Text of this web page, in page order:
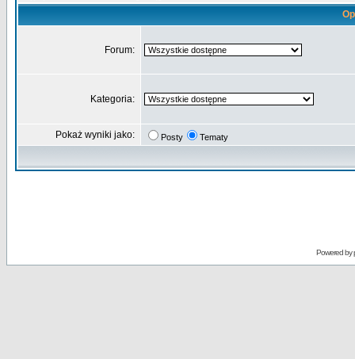
Forum:
Kategoria:
Pokaż wyniki jako: Posty Tematy
Powered by